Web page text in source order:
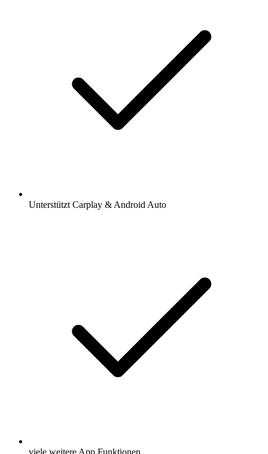
Unterstützt Carplay & Android Auto